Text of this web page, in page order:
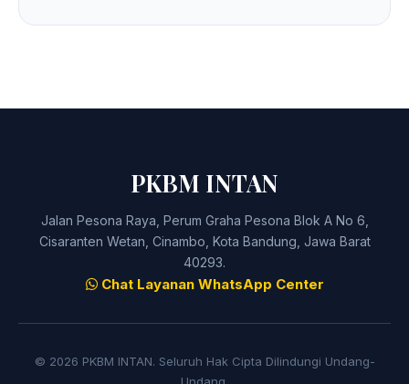
PKBM INTAN
Jalan Pesona Raya, Perum Graha Pesona Blok A No 6,
Cisaranten Wetan, Cinambo, Kota Bandung, Jawa Barat
40293.
Chat Layanan WhatsApp Center
© 2026 PKBM INTAN. Seluruh Hak Cipta Dilindungi Undang-
Undang.